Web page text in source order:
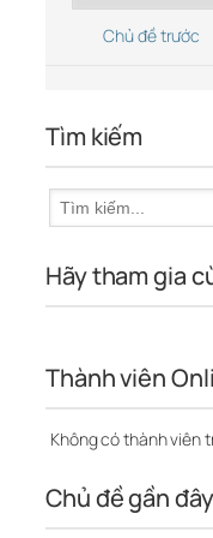
Chủ đề trước
Tìm kiếm
Hãy tham gia
Thành viên
Không có thành viên
Chủ đề gần đây